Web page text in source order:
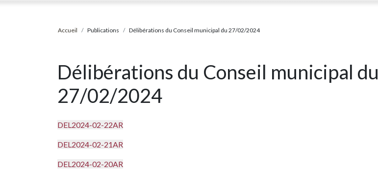
Accueil Publications Délibérations du Conseil municipal du 27/02/2024
Délibérations du Conseil municipal du
27/02/2024
DEL2024-02-22AR
DEL2024-02-21AR
DEL2024-02-20AR